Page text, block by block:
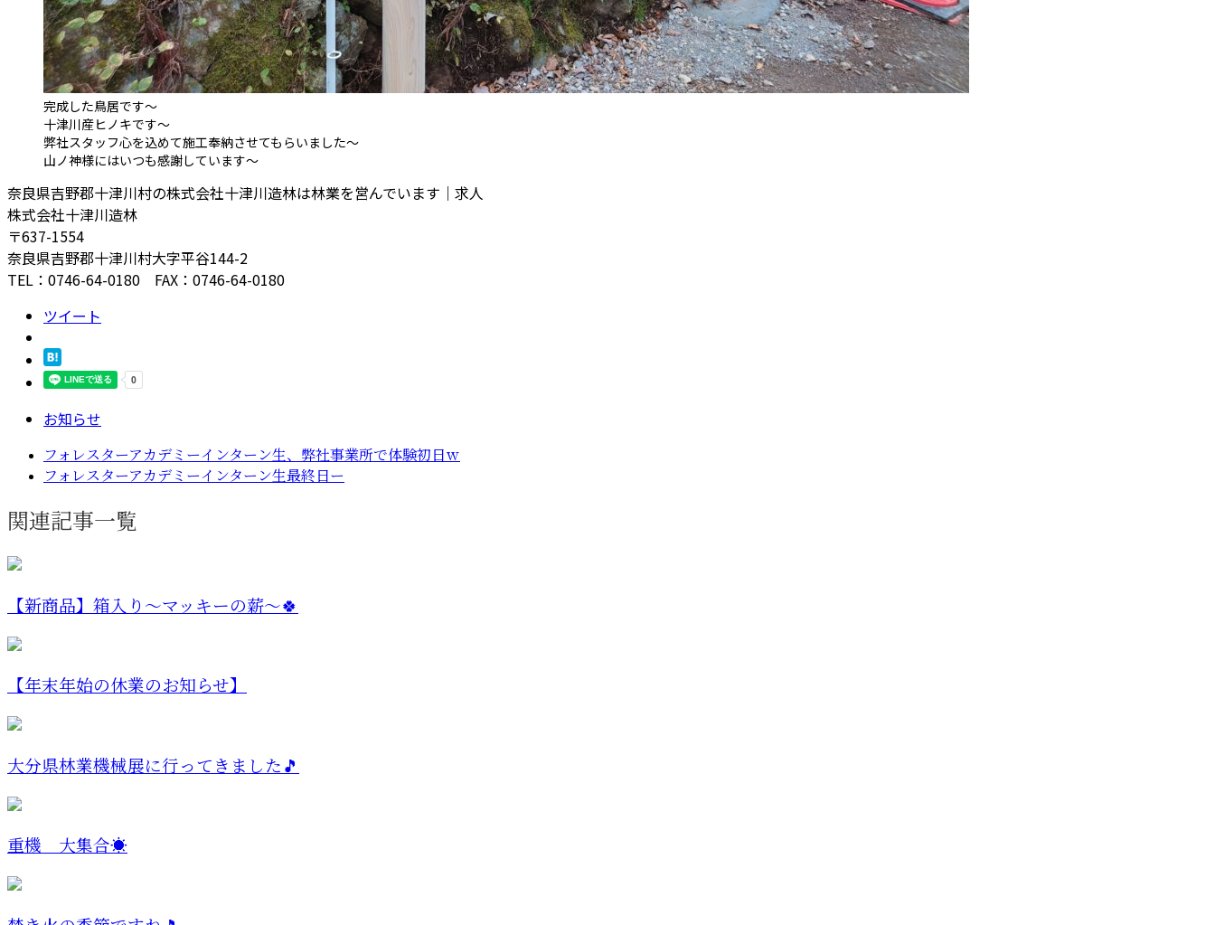
完成した鳥居です〜
十津川産ヒノキです〜
弊社スタッフ心を込めて施工奉納させてもらいました〜
山ノ神様にはいつも感謝しています〜
奈良県吉野郡十津川村の株式会社十津川造林は林業を営んでいます｜求人
株式会社十津川造林
〒637-1554
奈良県吉野郡十津川村大字平谷144-2
TEL：0746-64-0180 FAX：0746-64-0180
ツイート
お知らせ
フォレスターアカデミーインターン生、弊社事業所で体験初日ｗ
フォレスターアカデミーインターン生最終日ー
関連記事一覧
【新商品】箱入り～マッキーの薪～🍀
【年末年始の休業のお知らせ】
大分県林業機械展に行ってきました🎵
重機 大集合☀️